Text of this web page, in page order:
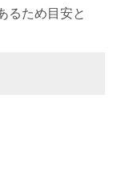
るため目安と